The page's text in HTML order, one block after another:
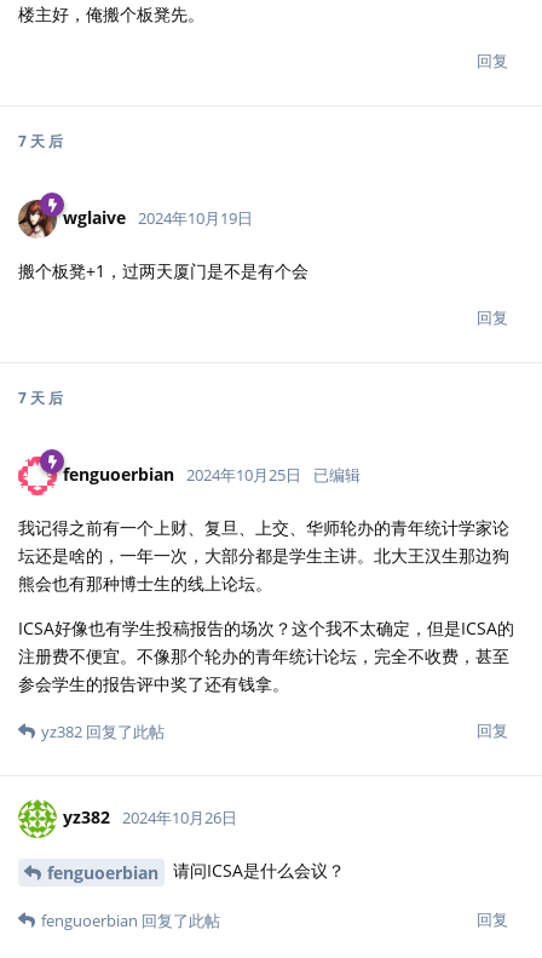
楼主好，俺搬个板凳先。
回复
7 天 后
wglaive 2024年10月19日
搬个板凳+1，过两天厦门是不是有个会
回复
7 天 后
fenguoerbian 2024年10月25日 已编辑
我记得之前有一个上财、复旦、上交、华师轮办的青年统计学家论
坛还是啥的，一年一次，大部分都是学生主讲。北大王汉生那边狗
熊会也有那种博士生的线上论坛。
ICSA好像也有学生投稿报告的场次？这个我不太确定，但是ICSA的
注册费不便宜。不像那个轮办的青年统计论坛，完全不收费，甚至
参会学生的报告评中奖了还有钱拿。
回复
yz382 回复了此帖
yz382 2024年10月26日
fenguoerbian 请问ICSA是什么会议？
回复
fenguoerbian 回复了此帖